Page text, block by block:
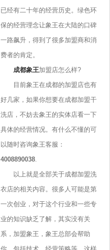
已经有二十年的经营历史。绿色环
保的经营理念让象王在大陆的口碑
一路飙升，得到了很多加盟商和消
费者的肯定。
成都象王加盟店怎么样?
目前象王在成都的加盟店也有
好几家，如果你想要在成都加盟干
洗店，不妨去象王的实体店看一下
具体的经营情况。有什么不懂的可
以随时咨询象王客服：
4008890038.
以上就是全部关于成都加盟洗
衣店的相关内容。很多人可能是第
一次创业，对于这个行业和一些专
业的知识缺乏了解，其实没有关
系，加盟象王，象王总部会帮助